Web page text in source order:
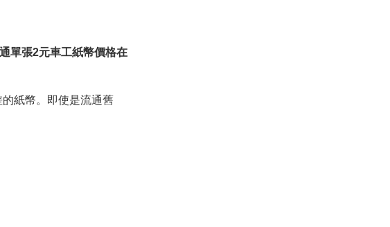
單張2元車工紙幣價格在
幣。即使是流通舊